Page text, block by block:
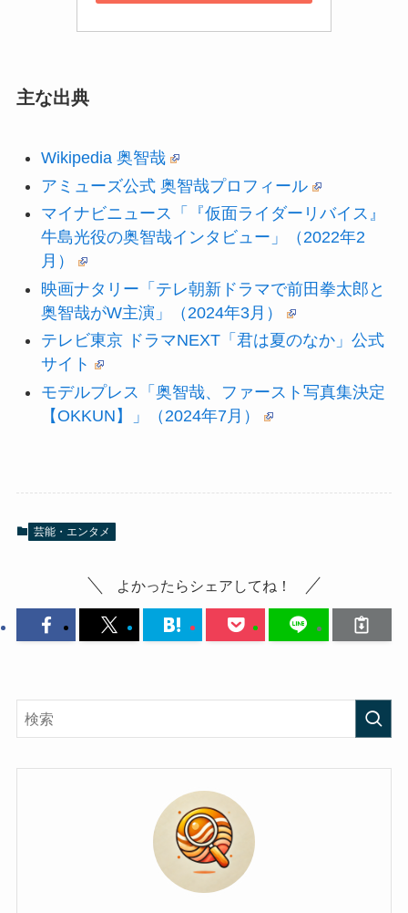
主な出典
Wikipedia 奥智哉
アミューズ公式 奥智哉プロフィール
マイナビニュース「『仮面ライダーリバイス』
牛島光役の奥智哉インタビュー」（2022年2
月）
映画ナタリー「テレ朝新ドラマで前田拳太郎と
奥智哉がW主演」（2024年3月）
テレビ東京 ドラマNEXT「君は夏のなか」公式
サイト
モデルプレス「奥智哉、ファースト写真集決定
【OKKUN】」（2024年7月）
芸能・エンタメ
よかったらシェアしてね！